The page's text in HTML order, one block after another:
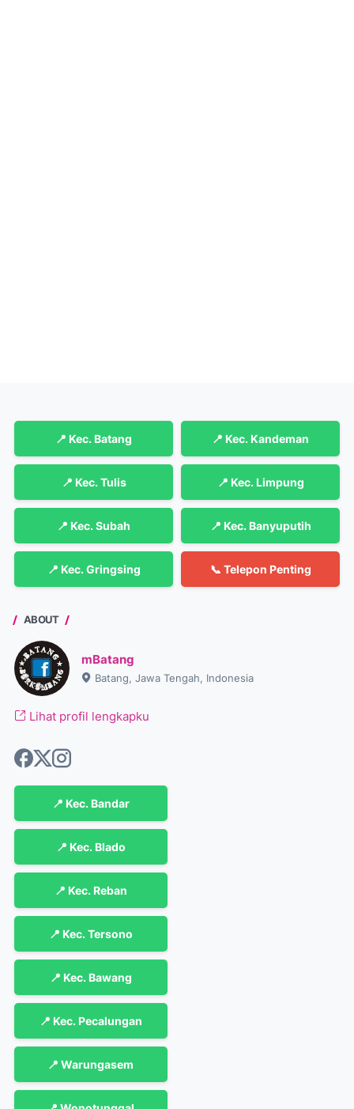
📍 Kec. Batang 📍 Kec. Kandeman
📍 Kec. Tulis 📍 Kec. Limpung
📍 Kec. Subah 📍 Kec. Banyuputih
📍 Kec. Gringsing 📞 Telepon Penting
ABOUT
mBatang
Batang, Jawa Tengah, Indonesia
Lihat profil lengkapku
📍 Kec. Bandar
📍 Kec. Blado
📍 Kec. Reban
📍 Kec. Tersono
📍 Kec. Bawang
📍 Kec. Pecalungan
📍 Warungasem